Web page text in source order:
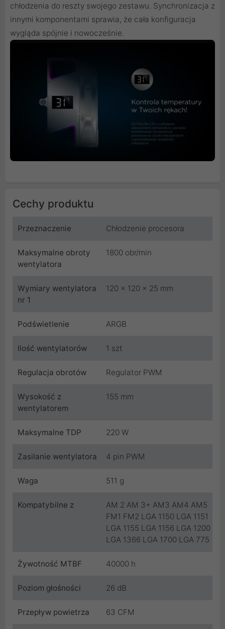
chłodzenia do reszty swojego zestawu. Synchronizacja z
innymi komponentami sprawia, że cała konfiguracja
wygląda spójnie i nowocześnie.
Cechy produktu
Przeznaczenie Chłodzenie procesora
Maksymalne obroty
wentylatora
1800 obr/min
Wymiary wentylatora
nr 1
120 x 120 x 25 mm
Podświetlenie ARGB
Ilość wentylatorów 1 szt
Regulacja obrotów Regulator PWM
Wysokość z
wentylatorem
155 mm
Maksymalne TDP 220 W
Zasilanie wentylatora 4 pin PWM
Waga 511 g
Kompatybilne z
AM 2 AM 3+ AM3 AM4 AM5
FM1 FM2 LGA 1150 LGA 1151
LGA 1155 LGA 1156 LGA 1200
LGA 1366 LGA 1700 LGA 775
Żywotność MTBF 40000 h
Poziom głośności 26 dB
Przepływ powietrza 63 CFM